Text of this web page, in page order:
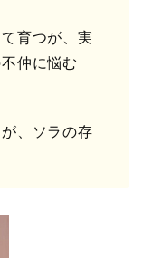
育つが、実
仲に悩む
、ソラの存